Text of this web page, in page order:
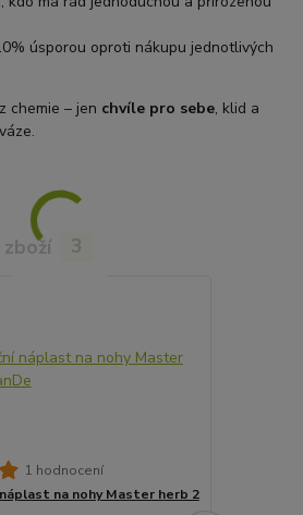
úsporou oproti nákupu jednotlivých
chemie – jen chvíle pro sebe, klid a
zboží 3
1 hodnocení
na nohy Master herb 2